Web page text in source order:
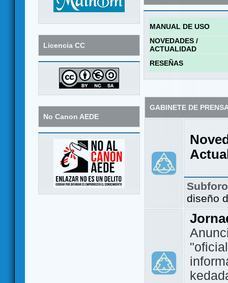
Licencia CC
No Canon AEDE
MANUAL DE USO
NOVEDADES /
ACTUALIDAD
RESEÑAS
GABINETE DE
diseño